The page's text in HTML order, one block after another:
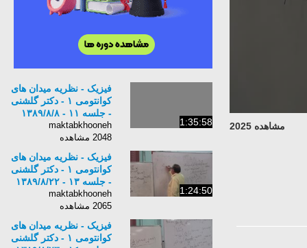
مشاهده 2025 1:35:58
فیزیک - نظریه میدان های
كوانتومی ١ - دکتر گلشنی
- جلسه ١١ - ١٣٨٩/٨/٨
maktabkhooneh
2048 مشاهده
1:24:50
فیزیک - نظریه میدان های
كوانتومی ١ - دکتر گلشنی
- جلسه ١٣ - ١٣٨٩/٨/٢٢
maktabkhooneh
2065 مشاهده
فیزیک - نظریه میدان های
كوانتومی ١ - دکتر گلشنی